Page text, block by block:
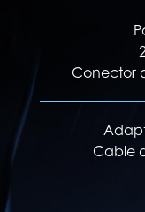
Conector
Cable